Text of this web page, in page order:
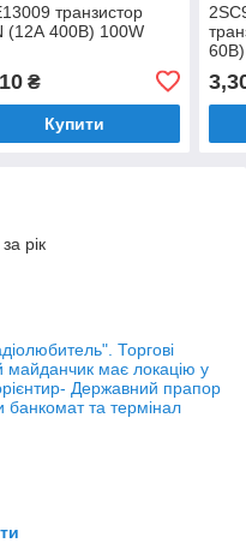
транзистор
(12А 400В) 100W
₴
Купити
рік
Торгові
майданчик має локацію у
Державний прапор
банкомат та термінал